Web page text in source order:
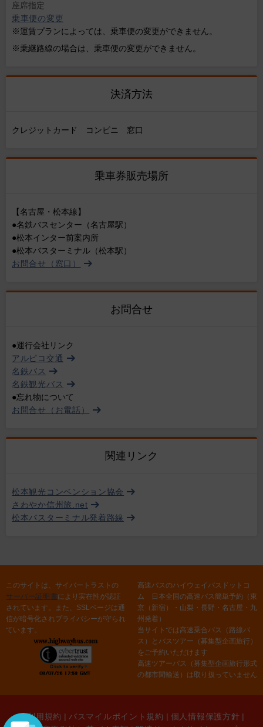
座席指定
乗車便の変更
※運賃プランによっては、乗車便の変更ができません。
※乗継路線の場合は、乗車便の変更ができません。
決済方法
クレジットカード コンビニ 窓口
乗車券販売場所
【名古屋・松本線】
●名鉄バスセンター（名古屋駅）
●松本インター前案内所
●松本バスターミナル（松本駅）
お問合せ（窓口）
お問合せ
●運行会社リンク
アルピコ交通
名鉄バス
名鉄観光バス
●忘れ物について
お問合せ（お電話）
関連リンク
松本観光コンベンション協会
さわやか信州旅.net
松本バスターミナル発着路線
このサイトは、サイバートラストの
サーバー証明書により実在性が認証
されています。また、SSLページは通
信が暗号化されプライバシーが守られ
ています。
高速バスのハイウェイバスドットコ
ム 日本全国の高速バス簡単予約（東
京（新宿）・山梨・長野・名古屋・九
州発着）
当サイトでは高速乗合バス（路線バ
ス）とバスツアー（募集型企画旅行）
をご予約いただけます
高速ツアーバス（募集型企画旅行形式
の都市間輸送）は取り扱っていません
ご利用規約 | バスマイルポイント規約 | 個人情報保護方針 |